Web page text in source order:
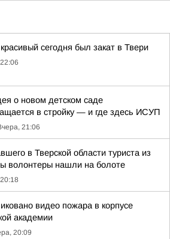
сегодня был закат в Твери
о новом детском саде
в стройку — и где здесь ИСУП
21:06
в Тверской области туриста из
волонтеры нашли на болоте
видео пожара в корпусе
академии
20:09